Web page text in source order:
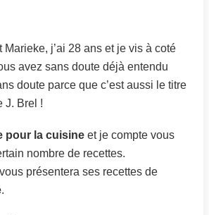
Marieke, j’ai 28 ans et je vis à coté
avez sans doute déjà entendu
doute parce que c’est aussi le titre
J. Brel !
pour la cuisine et je compte vous
nombre de recettes.
vous présentera ses recettes de
.